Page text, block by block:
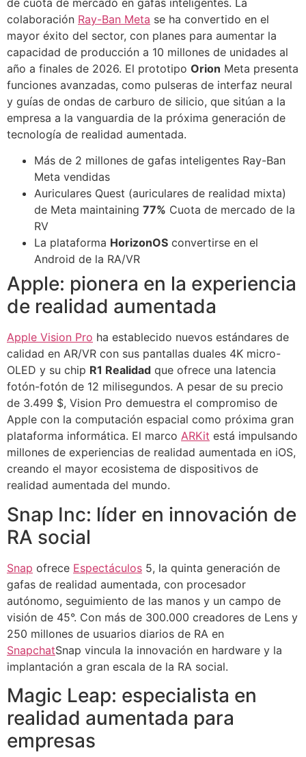
colaboración Ray-Ban Meta se ha convertido en el
mayor éxito del sector, con planes para aumentar la
capacidad de producción a 10 millones de unidades al
año a finales de 2026. El prototipo Orion Meta presenta
funciones avanzadas, como pulseras de interfaz neural
y guías de ondas de carburo de silicio, que sitúan a la
empresa a la vanguardia de la próxima generación de
tecnología de realidad aumentada.
Más de 2 millones de gafas inteligentes Ray-Ban
Meta vendidas
Auriculares Quest (auriculares de realidad mixta)
de Meta maintaining 77% Cuota de mercado de la
RV
La plataforma HorizonOS convertirse en el
Android de la RA/VR
Apple: pionera en la experiencia
de realidad aumentada
Apple Vision Pro ha establecido nuevos estándares de
calidad en AR/VR con sus pantallas duales 4K micro-
OLED y su chip R1 Realidad que ofrece una latencia
fotón-fotón de 12 milisegundos. A pesar de su precio
de 3.499 $, Vision Pro demuestra el compromiso de
Apple con la computación espacial como próxima gran
plataforma informática. El marco ARKit está impulsando
millones de experiencias de realidad aumentada en iOS,
creando el mayor ecosistema de dispositivos de
realidad aumentada del mundo.
Snap Inc: líder en innovación de
RA social
Snap ofrece Espectáculos 5, la quinta generación de
gafas de realidad aumentada, con procesador
autónomo, seguimiento de las manos y un campo de
visión de 45°. Con más de 300.000 creadores de Lens y
250 millones de usuarios diarios de RA en
SnapchatSnap vincula la innovación en hardware y la
implantación a gran escala de la RA social.
Magic Leap: especialista en
realidad aumentada para
empresas